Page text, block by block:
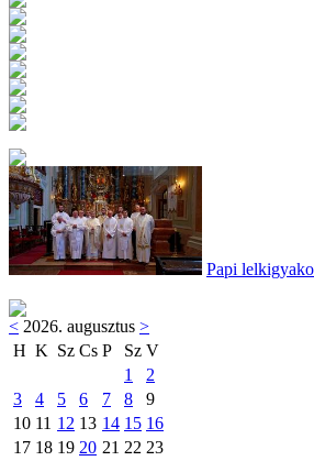
Papi
< 2026. augusztus >
H K Sz Cs P Sz V
1
2
3
4 5 6 7 8
9
10 11 12 13 14 15 16
17 18 19 20 21 22 23